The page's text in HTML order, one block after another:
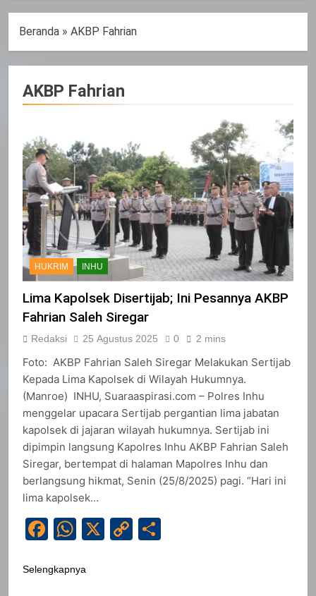
Beranda » AKBP Fahrian
AKBP Fahrian
HUKRIM INHU
Lima Kapolsek Disertijab; Ini Pesannya AKBP
Fahrian Saleh Siregar
Redaksi 25 Agustus 2025 0 2 mins
Foto: AKBP Fahrian Saleh Siregar Melakukan Sertijab
Kepada Lima Kapolsek di Wilayah Hukumnya.
(Manroe) INHU, Suaraaspirasi.com – Polres Inhu
menggelar upacara Sertijab pergantian lima jabatan
kapolsek di jajaran wilayah hukumnya. Sertijab ini
dipimpin langsung Kapolres Inhu AKBP Fahrian Saleh
Siregar, bertempat di halaman Mapolres Inhu dan
berlangsung hikmat, Senin (25/8/2025) pagi. “Hari ini
lima kapolsek…
Facebook
WhatsApp
X
Copy
Selengkapnya